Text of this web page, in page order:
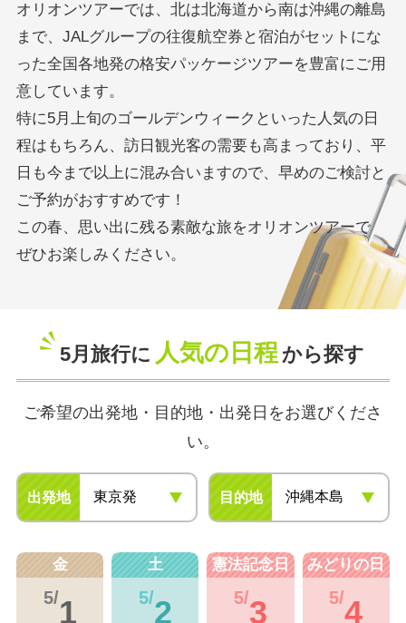
オリオンツアーでは、北は北海道から南は沖縄の離島
まで、 JALグループの往復航空券と宿泊がセットにな
った全国各地発の格安パッケージツアーを豊富にご用
意しています。
特に5月上旬のゴールデンウィークといった人気の日
程はもちろん、訪日観光客の需要も高まっており、 平
日も今まで以上に混み合いますので、早めのご検討と
ご予約がおすすめです！
この春、思い出に残る素敵な旅をオリオンツアーで
ぜひお楽しみください。
5月旅行に 人気の日程 から探す
ご希望の出発地・目的地・出発日をお選びくださ
い。
出発地 目的地
金
5/1
土
5/2
憲法記念日
5/3
みどりの日
5/4